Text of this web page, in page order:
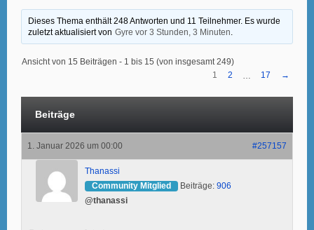
Dieses Thema enthält 248 Antworten und 11 Teilnehmer. Es wurde
zuletzt aktualisiert von Gyre vor 3 Stunden, 3 Minuten
Ansicht von 15 Beiträgen - 1 bis 15 (von insgesamt 249)
1
2 17 →
Beiträge
1. Januar 2026 um 00:00 #257157
Thanassi
Community Mitglied
Beiträge: 906
@thanassi